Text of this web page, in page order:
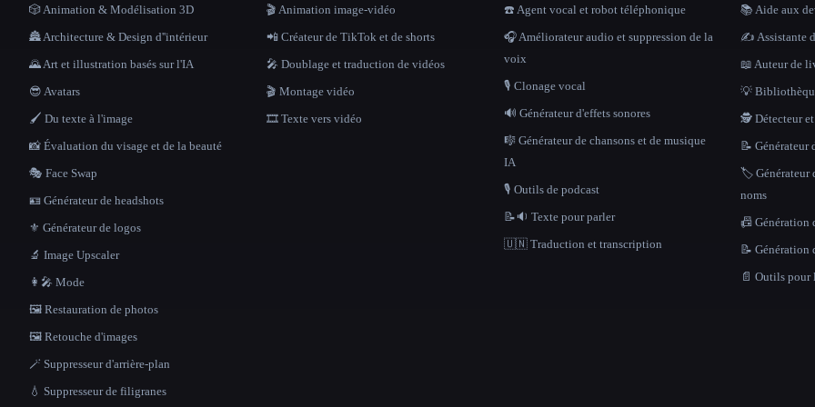
🎲 Animation & Modélisation 3D
🏯 Architecture & Design d''intérieur
🌄 Art et illustration basés sur l'IA
😎 Avatars
🖌️ Du texte à l'image
📸 Évaluation du visage et de la beauté
🎭 Face Swap
🪪 Générateur de headshots
⚜️ Générateur de logos
🔬 Image Upscaler
👩‍🎤 Mode
🖼️ Restauration de photos
🖼️ Retouche d'images
🪄 Suppresseur d'arrière-plan
💧 Suppresseur de filigranes
🎬 Animation image-vidéo
📲 Créateur de TikTok et de shorts
🎤 Doublage et traduction de vidéos
🎬 Montage vidéo
🎞️ Texte vers vidéo
☎️ Agent vocal et robot téléphonique
🎧 Améliorateur audio et suppression de la
voix
🎙️ Clonage vocal
🔊 Générateur d'effets sonores
🎼 Générateur de chansons et de musique
IA
🎙️ Outils de podcast
📝🔉 Texte pour parler
🇺🇳 Traduction et transcription
📚 Aide aux
✍️ Assistante
📖 Auteur de
💡
🕵️ Détecteur
📝
🏷️ Générateur
noms
📠 Génération
📝 Génération
📄 Outils pour